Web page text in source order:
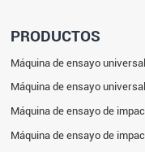
PRODUCTOS
Máquina de ensayo
Máquina de ensayo
Máquina de ensayo de
Máquina de ensayo de